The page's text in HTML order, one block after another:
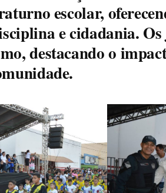
escolar,
e cidadania.
destacando o